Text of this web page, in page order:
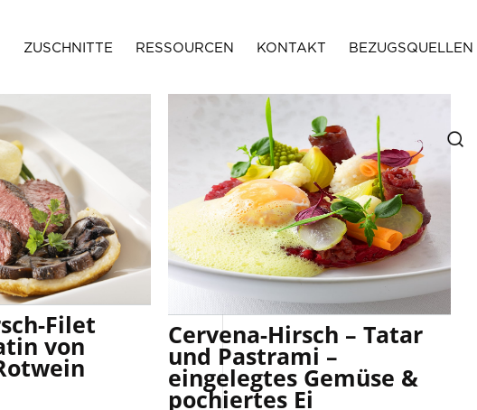
ZUSCHNITTE RESSOURCEN KONTAKT BEZUGSQUELLEN
Filet
von Cervena-Hirsch – Tatar
und Pastrami –
eingelegtes Gemüse &
pochiertes Ei